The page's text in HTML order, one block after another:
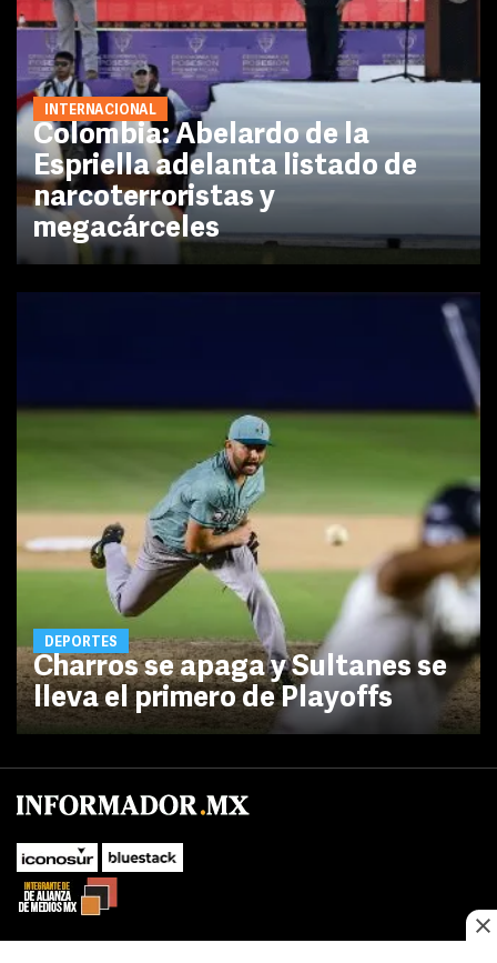
INTERNACIONAL
Colombia: Abelardo de la
Espriella adelanta listado de
narcoterroristas y
megacárceles
DEPORTES
Charros se apaga y Sultanes se
lleva el primero de Playoffs